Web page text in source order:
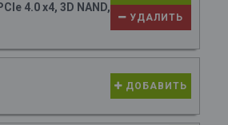
4.0 x4, 3D NAND,
УДАЛИТЬ
ДОБАВИТЬ